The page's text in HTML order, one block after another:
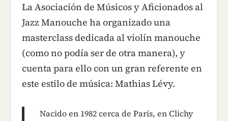
La Asociación de Músicos y Aficionados al
Jazz Manouche ha organizado una
masterclass dedicada al violín manouche
(como no podía ser de otra manera), y
cuenta para ello con un gran referente en
este estilo de música: Mathias Lévy.
Nacido en 1982 cerca de París, en Clichy